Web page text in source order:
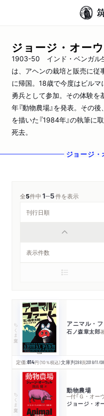
ジョージ・オー
1903-50 インド・ベンガル
は、アヘンの栽培と販売に従
に帰国。18歳で今度はビル
勇兵として参加。その体験を
年『動物農場』を発表。その
を描いた『1984年』の執筆に
死去。
ジョージ
全5件中1─5件を表示
ちくま文庫 アニマル・
石ノ森章太郎
定価:814円 （10％税込）文庫判288頁2018/11/08
ちくま文庫 動物農場
─付「Ｇ・オー
ジョージ・オ